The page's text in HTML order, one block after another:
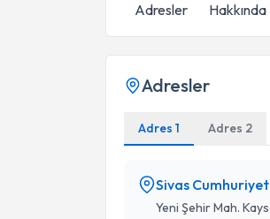
Adresler Hakkında
Adresler
Adres 1 Adres 2
Sivas
Yeni Şehir Mah.